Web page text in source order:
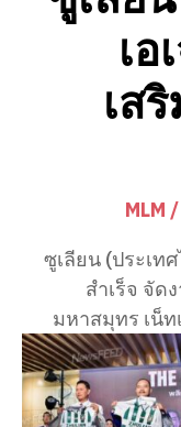
เ
เส
MLM
ซูเลียน (ประเท
สำเร็จ จัด
มหาสมุทร เน็ท